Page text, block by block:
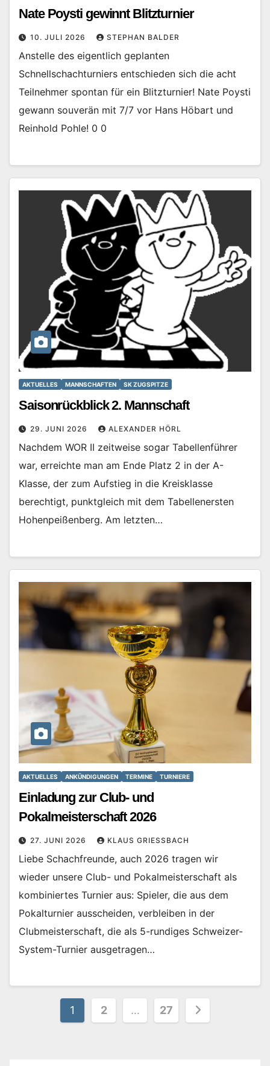
Nate Poysti gewinnt Blitzturnier
10. JULI 2026 STEPHAN BALDER
Anstelle des eigentlich geplanten
Schnellschachturniers entschieden sich die acht
Teilnehmer spontan für ein Blitzturnier! Nate Poysti
gewann souverän mit 7/7 vor Hans Höbart und
Reinhold Pohle! 0 0
AKTUELLES MANNSCHAFTEN SK ZUGSPITZE
Saisonrückblick 2. Mannschaft
29. JUNI 2026 ALEXANDER HÖRL
Nachdem WOR II zeitweise sogar Tabellenführer
war, erreichte man am Ende Platz 2 in der A-
Klasse, der zum Aufstieg in die Kreisklasse
berechtigt, punktgleich mit dem Tabellenersten
Hohenpeißenberg. Am letzten…
AKTUELLES ANKÜNDIGUNGEN TERMINE TURNIERE
Einladung zur Club- und
Pokalmeisterschaft 2026
27. JUNI 2026 KLAUS GRIESSBACH
Liebe Schachfreunde, auch 2026 tragen wir
wieder unsere Club- und Pokalmeisterschaft als
kombiniertes Turnier aus: Spieler, die aus dem
Pokalturnier ausscheiden, verbleiben in der
Clubmeisterschaft, die als 5-rundiges Schweizer-
System-Turnier ausgetragen…
Seitennummerierung
1 2 … 27